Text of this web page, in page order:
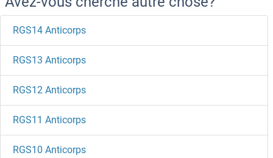
RGS14 Anticorps
RGS13 Anticorps
RGS12 Anticorps
RGS11 Anticorps
RGS10 Anticorps